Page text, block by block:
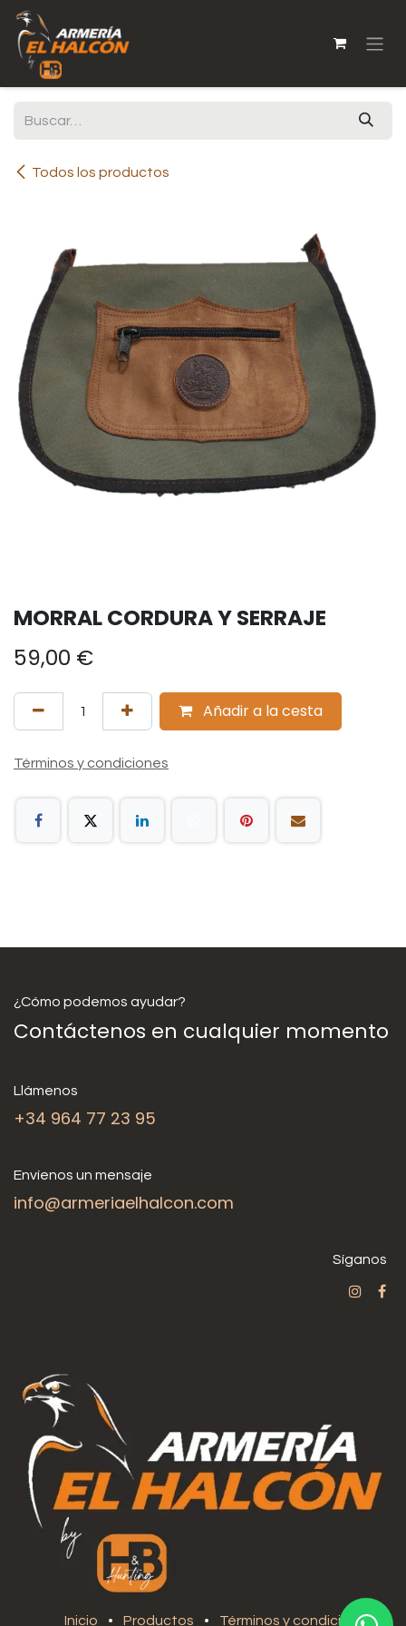
Ir al contenido
Todos los productos
MORRAL CORDURA Y SERRAJE
59,00 €
Añadir a la cesta
Términos y condiciones
¿Cómo podemos ayudar?
Contáctenos en cualquier momento
Llámenos
+34 964 77 23 95
Envíenos un mensaje
info@armeriaelhalcon.com
Síganos
Inicio • Productos • Términos y condiciones •